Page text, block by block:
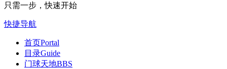
只需一步，快速开始
快捷导航
首页Portal
目录Guide
门球天地BBS